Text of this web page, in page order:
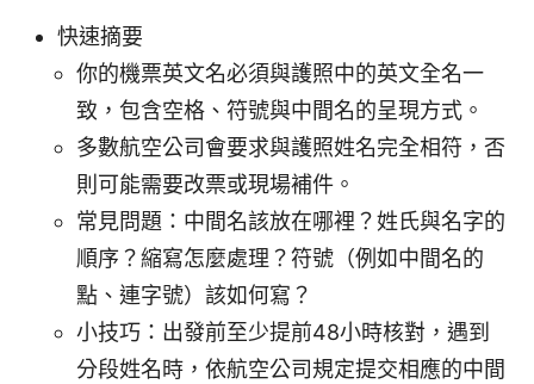
快速摘要
你的機票英文名必須與護照中的英文全名一
致，包含空格、符號與中間名的呈現方式。
多數航空公司會要求與護照姓名完全相符，否
則可能需要改票或現場補件。
常見問題：中間名該放在哪裡？姓氏與名字的
順序？縮寫怎麼處理？符號（例如中間名的
點、連字號）該如何寫？
小技巧：出發前至少提前48小時核對，遇到
分段姓名時，依航空公司規定提交相應的中間